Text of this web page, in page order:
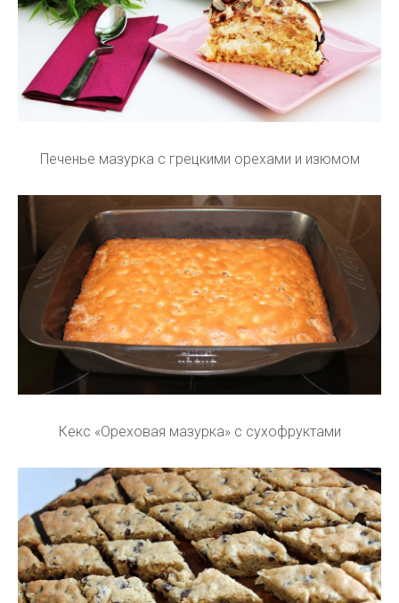
Печенье мазурка с грецкими орехами и изюмом
Кекс «Ореховая мазурка» с сухофруктами